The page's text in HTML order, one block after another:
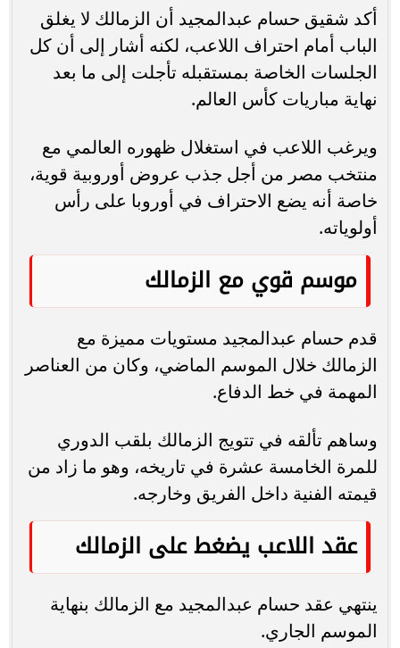
أكد شقيق حسام عبدالمجيد أن الزمالك لا يغلق
الباب أمام احتراف اللاعب، لكنه أشار إلى أن كل
الجلسات الخاصة بمستقبله تأجلت إلى ما بعد
نهاية مباريات كأس العالم.
ويرغب اللاعب في استغلال ظهوره العالمي مع
منتخب مصر من أجل جذب عروض أوروبية قوية،
خاصة أنه يضع الاحتراف في أوروبا على رأس
أولوياته.
موسم قوي مع الزمالك
قدم حسام عبدالمجيد مستويات مميزة مع
الزمالك خلال الموسم الماضي، وكان من العناصر
المهمة في خط الدفاع.
وساهم تألقه في تتويج الزمالك بلقب الدوري
للمرة الخامسة عشرة في تاريخه، وهو ما زاد من
قيمته الفنية داخل الفريق وخارجه.
عقد اللاعب يضغط على الزمالك
ينتهي عقد حسام عبدالمجيد مع الزمالك بنهاية
الموسم الجاري.